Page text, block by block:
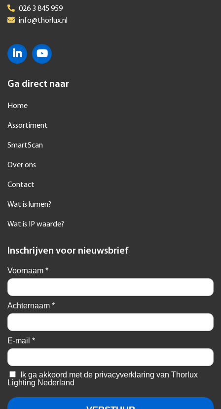
026 3 845 959
info@thorlux.nl
Ga direct naar
Home
Assortiment
SmartScan
Over ons
Contact
Wat is lumen?
Wat is IP waarde?
Inschrijven voor nieuwsbrief